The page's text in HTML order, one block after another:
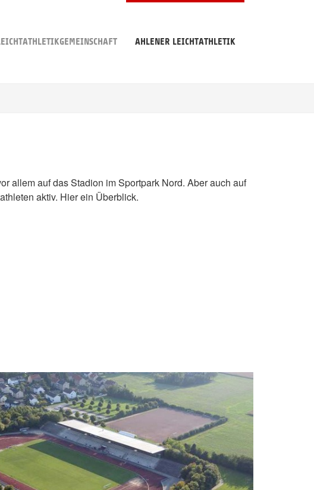
AHLENER LEICHTATHLETIK
allem auf das Stadion im Sportpark Nord. Aber auch auf
aktiv. Hier ein Überblick.